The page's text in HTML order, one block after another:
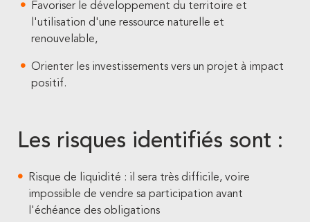
Favoriser le développement du territoire et
l'utilisation d'une ressource naturelle et
renouvelable,
Orienter les investissements vers un projet à impact
positif.
Les risques identifiés sont :
Risque de liquidité : il sera très difficile, voire
impossible de vendre sa participation avant
l'échéance des obligations